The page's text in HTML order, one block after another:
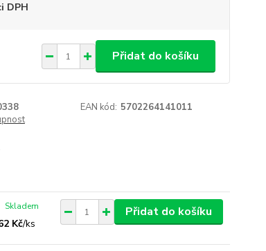
DPH
Přidat do košíku
EAN kód: 5702264141011
Kč/ks
Skladem Přidat do košíku